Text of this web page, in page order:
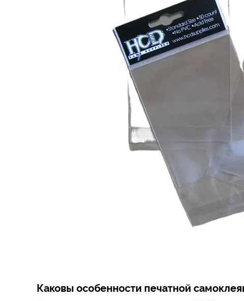
Каковы особенности печатной